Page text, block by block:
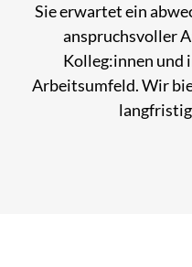
Sie erwartet ein
anspruchsvoller
Kolleg:innen und
Arbeitsumfeld. Wir